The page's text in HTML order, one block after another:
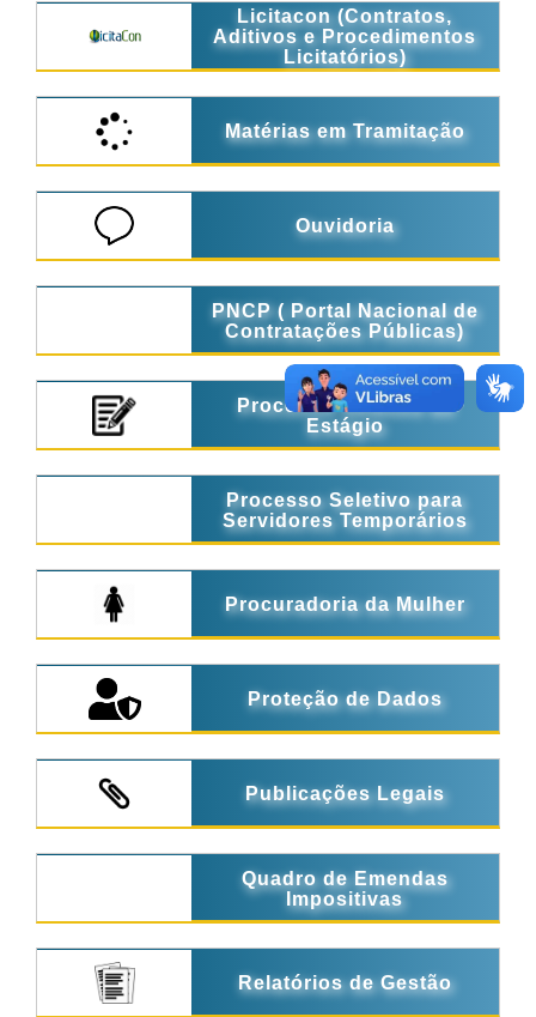
Licitacon (Contratos,
Aditivos e Procedimentos
Licitatórios)
Matérias em Tramitação
Ouvidoria
PNCP ( Portal Nacional de
Contratações Públicas)
Processo Seletivo de
Estágio
Processo Seletivo para
Servidores Temporários
Procuradoria da Mulher
Proteção de Dados
Publicações Legais
Quadro de Emendas
Impositivas
Relatórios de Gestão